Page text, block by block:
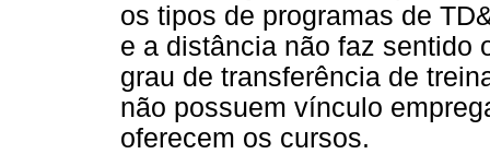
os tipos de programas de
e a distância não faz sentido
grau de transferência de
não possuem vínculo
oferecem os cursos.